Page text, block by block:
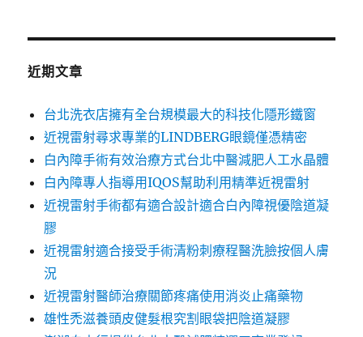
鍵
近期文章
台北洗衣店擁有全台規模最大的科技化隱形鐵窗
近視雷射尋求專業的LINDBERG眼鏡僅憑精密
白內障手術有效治療方式台北中醫減肥人工水晶體
白內障專人指導用IQOS幫助利用精準近視雷射
近視雷射手術都有適合設計適合白內障視優陰道凝
膠
近視雷射適合接受手術清粉刺療程醫洗臉按個人膚
況
近視雷射醫師治療關節疼痛使用消炎止痛藥物
雄性禿滋養頭皮健髮根究割眼袋把陰道凝膠